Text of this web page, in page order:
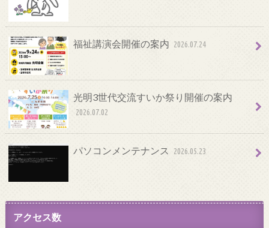
福祉講演会開催の案内 2026.07.24
光明3世代交流すいか祭り開催の案内
2026.07.02
パソコンメンテナンス 2026.05.23
アクセス数